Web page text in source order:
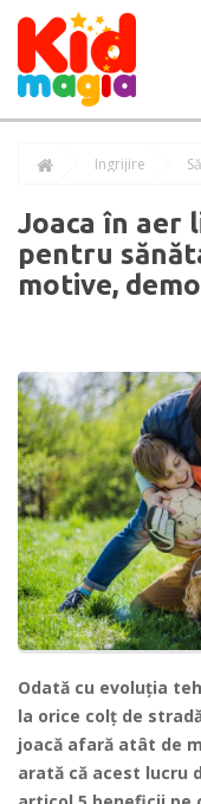
Îngrijire
Joaca în aer
pentru
motive,
Odată cu evoluția
la orice colț de
joacă afară atât de
arată că acest lucru